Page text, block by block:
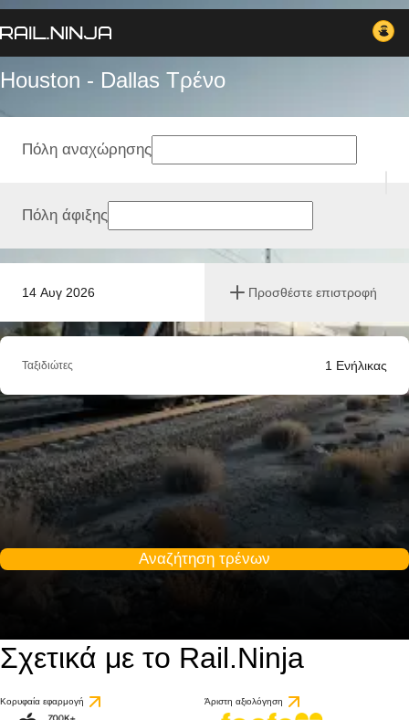
Houston - Dallas Tρένο
14 Αυγ 2026 Προσθέστε επιστροφή
Πόλη αναχώρησης
Πόλη άφιξης
Ταξιδιώτες 1 Ενήλικας
Αναζήτηση τρένων
Σχετικά με το Rail.Ninja
Κορυφαία εφαρμογή Άριστη αξιολόγηση